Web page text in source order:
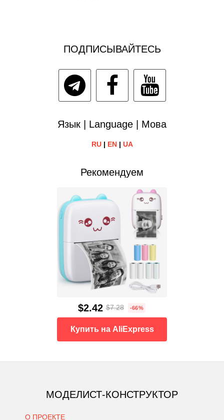
ПОДПИСЫВАЙТЕСЬ
Язык | Language | Мова
RU| EN| UA
Рекомендуем
$2.42 $7.28 -66%
Купить на AliExpress
МОДЕЛИСТ-КОНСТРУКТОР
О ПРОЕКТЕ